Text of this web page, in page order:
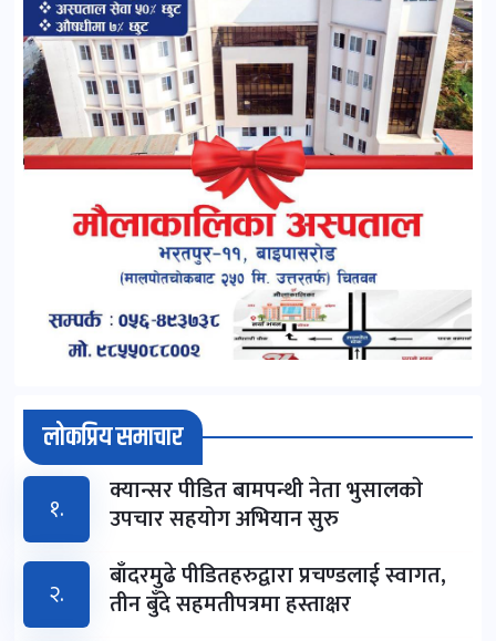
लोकप्रिय समाचार
१. क्यान्सर पीडित बामपन्थी नेता भुसालकाे
उपचार सहयोग अभियान सुरु
२.
बाँदरमुढे पीडितहरुद्वारा प्रचण्डलाई स्वागत,
तीन बुँदे सहमतीपत्रमा हस्ताक्षर